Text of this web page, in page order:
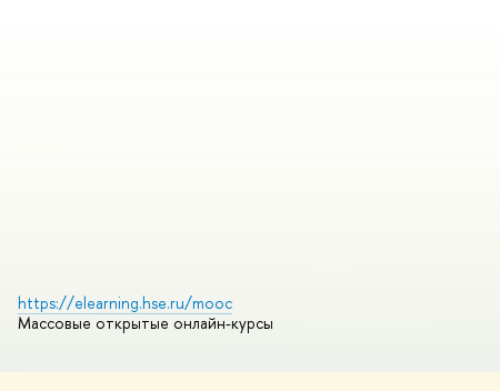
https://elearning.hse.ru/mooc
Массовые открытые онлайн-курсы